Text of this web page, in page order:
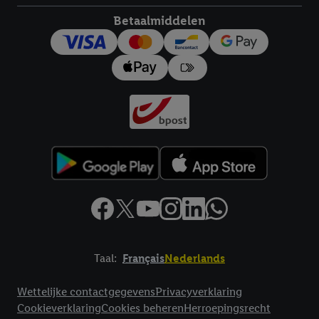
Betaalmiddelen
Taal: FrançaisNederlands
Wettelijke contactgegevensPrivacyverklaring
CookieverklaringCookies beherenHerroepingsrecht